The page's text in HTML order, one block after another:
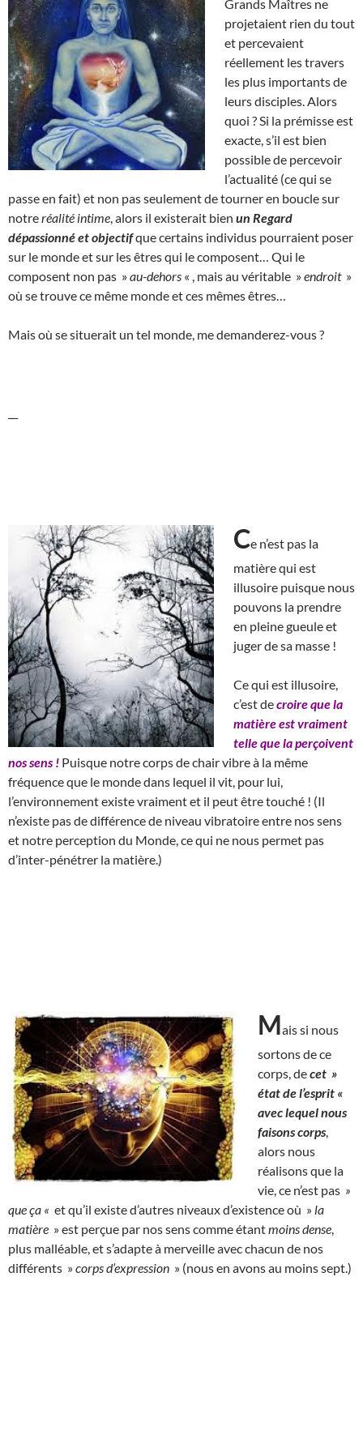
Grands Maîtres ne
projetaient rien du tout
et percevaient
réellement les travers
les plus importants de
leurs disciples. Alors
quoi ? Si la prémisse est
exacte, s’il est bien
possible de percevoir
l’actualité (ce qui se
passe en fait) et non pas seulement de tourner en boucle sur
notreréalité intime , alors il existerait bien un Regard
dépassionné et objectifque certains individus pourraient poser
sur le monde et sur les êtres qui le composent… Qui le
composent non pas »au-dehors « , mais au véritable »endroit »
où se trouve ce même monde et ces mêmes êtres…
Mais où se situerait un tel monde, me demanderez-vous ?
Ce n’est pas la
matière qui est
illusoire puisque nous
pouvons la prendre
en pleine gueule et
juger de sa masse !
Ce qui est illusoire,
c’est decroire que la
matière est vraiment
telle que la perçoivent
nos sens ! Puisque notre corps de chair vibre à la même
fréquence que le monde dans lequel il vit, pour lui,
l’environnement existe vraiment et il peut être touché ! (Il
n’existe pas de différence de niveau vibratoire entre nos sens
et notre perception du Monde, ce qui ne nous permet pas
d’inter-pénétrer la matière.)
Mais si nous
sortons de ce
corps, decet »
état de l’esprit «
avec lequel nous
faisons corps
alors nous
réalisons que la
vie, ce n’est pas »
que ça « et qu’il existe d’autres niveaux d’existence où » la
matière » est perçue par nos sens comme étantmoins dense
plus malléable, et s’adapte à merveille avec chacun de nos
différents »corps d’expression » (nous en avons au moins sept.)